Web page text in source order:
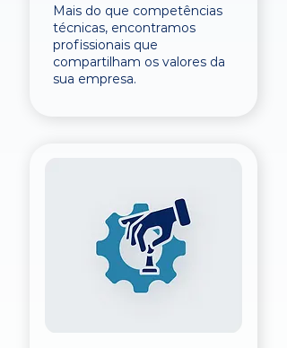
Mais do que competências
técnicas, encontramos
profissionais que
compartilham os valores da
sua empresa.